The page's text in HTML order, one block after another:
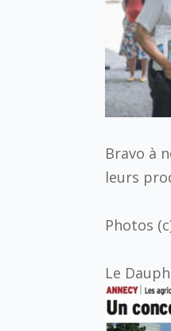
Bravo à
leurs
Photos
Le